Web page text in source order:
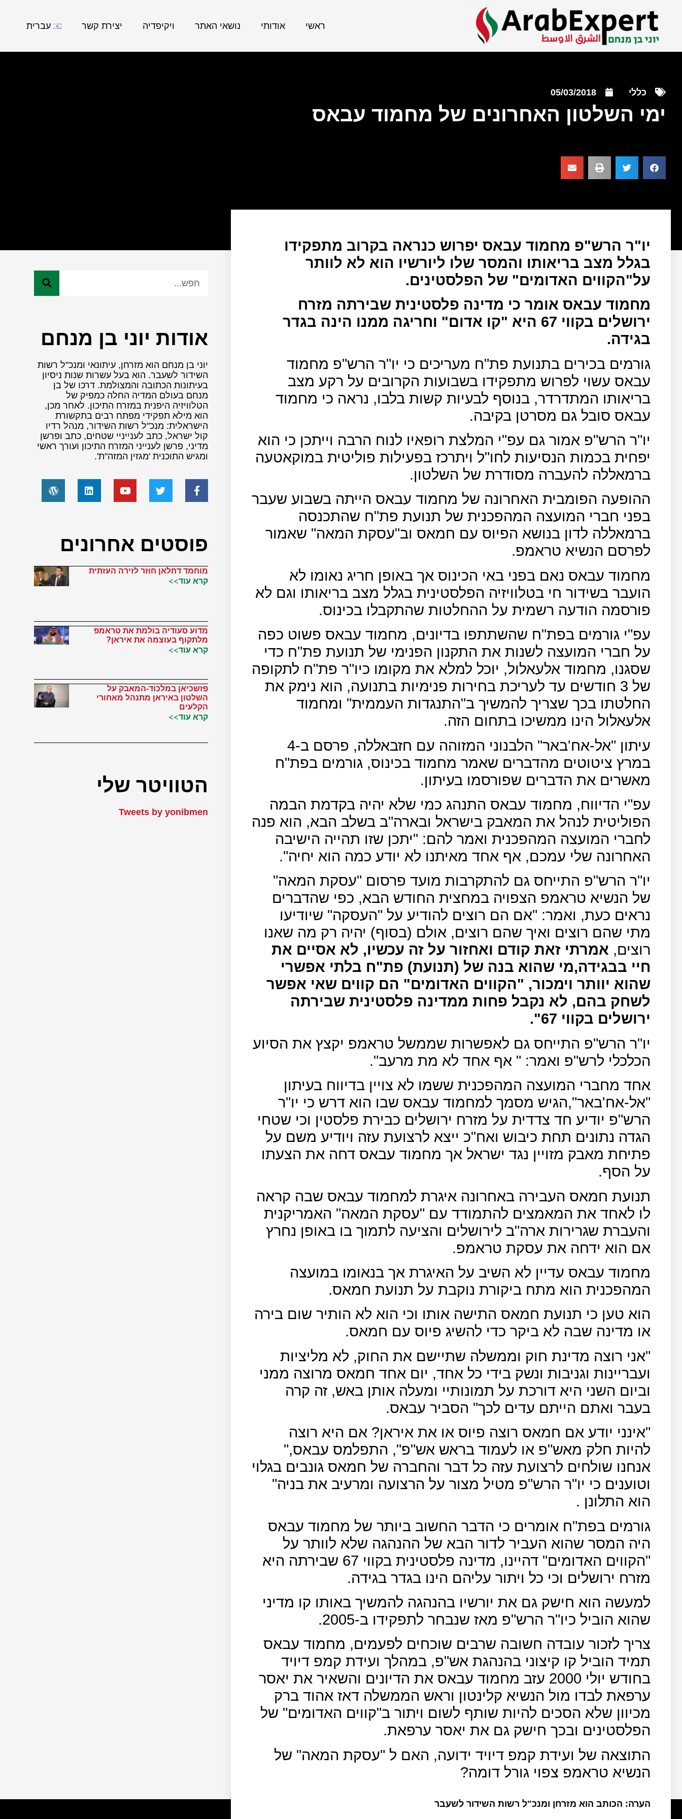
ראשי אודותי נושאי האתר ויקיפדיה יצירת קשר עברית
כללי 05/03/2018
ימי השלטון האחרונים של מחמוד עבאס
יו"ר הרש"פ מחמוד עבאס יפרוש כנראה בקרוב מתפקידו
בגלל מצב בריאותו והמסר שלו ליורשיו הוא לא לוותר
על"הקווים האדומים" של הפלסטינים.
מחמוד עבאס אומר כי מדינה פלסטינית שבירתה מזרח
ירושלים בקווי 67 היא "קו אדום" וחריגה ממנו הינה בגדר
בגידה.
גורמים בכירים בתנועת פת"ח מעריכים כי יו"ר הרש"פ מחמוד
עבאס עשוי לפרוש מתפקידו בשבועות הקרובים על רקע מצב
בריאותו המתדרדר, בנוסף לבעיות קשות בלבו, נראה כי מחמוד
עבאס סובל גם מסרטן בקיבה.
יו"ר הרש"פ אמור גם עפ"י המלצת רופאיו לנוח הרבה וייתכן כי הוא
יפחית בכמות הנסיעות לחו"ל ויתרכז בפעילות פוליטית במוקאטעה
ברמאללה להעברה מסודרת של השלטון.
ההופעה הפומבית האחרונה של מחמוד עבאס הייתה בשבוע שעבר
בפני חברי המועצה המהפכנית של תנועת פת"ח שהתכנסה
ברמאללה לדון בנושא הפיוס עם חמאס וב"עסקת המאה" שאמור
לפרסם הנשיא טראמפ.
מחמוד עבאס נאם בפני באי הכינוס אך באופן חריג נאומו לא
הועבר בשידור חי בטלוויזיה הפלסטינית בגלל מצב בריאותו וגם לא
פורסמה הודעה רשמית על ההחלטות שהתקבלו בכינוס.
עפ"י גורמים בפת"ח שהשתתפו בדיונים, מחמוד עבאס פשוט כפה
על חברי המועצה לשנות את התקנון הפנימי של תנועת פת"ח כדי
שסגנו, מחמוד אלעאלול, יוכל למלא את מקומו כיו"ר פת"ח לתקופה
של 3 חודשים עד לעריכת בחירות פנימיות בתנועה, הוא נימק את
החלטתו בכך שצריך להמשיך ב"התנגדות העממית" ומחמוד
אלעאלול הינו ממשיכו בתחום הזה.
עיתון "אל-אח'באר" הלבנוני המזוהה עם חזבאללה, פרסם ב-4
במרץ ציטוטים מהדברים שאמר מחמוד בכינוס, גורמים בפת"ח
מאשרים את הדברים שפורסמו בעיתון.
עפ"י הדיווח, מחמוד עבאס התנהג כמי שלא יהיה בקדמת הבמה
הפוליטית לנהל את המאבק בישראל ובארה"ב בשלב הבא, הוא פנה
לחברי המועצה המהפכנית ואמר להם: "יתכן שזו תהייה הישיבה
האחרונה שלי עמכם, אף אחד מאיתנו לא יודע כמה הוא יחיה".
יו"ר הרש"פ התייחס גם להתקרבות מועד פרסום "עסקת המאה"
של הנשיא טראמפ הצפויה במחצית החודש הבא, כפי שהדברים
נראים כעת, ואמר: "אם הם רוצים להודיע על "העסקה" שיודיעו
מתי שהם רוצים ואיך שהם רוצים, אולם (בסוף) יהיה רק מה שאנו
רוצים, אמרתי זאת קודם ואחזור על זה עכשיו, לא אסיים את
חיי בבגידה,מי שהוא בנה של (תנועת) פת"ח בלתי אפשרי
שהוא יוותר וימכור, "הקווים האדומים" הם קווים שאי אפשר
לשחק בהם, לא נקבל פחות ממדינה פלסטינית שבירתה
ירושלים בקווי 67".
יו"ר הרש"פ התייחס גם לאפשרות שממשל טראמפ יקצץ את הסיוע
הכלכלי לרש"פ ואמר: " אף אחד לא מת מרעב".
אחד מחברי המועצה המהפכנית ששמו לא צויין בדיווח בעיתון
"אל-אח'באר",הגיש מסמך למחמוד עבאס שבו הוא דרש כי יו"ר
הרש"פ יודיע חד צדדית על מזרח ירושלים כבירת פלסטין וכי שטחי
הגדה נתונים תחת כיבוש ואח"כ ייצא לרצועת עזה ויודיע משם על
פתיחת מאבק מזויין נגד ישראל אך מחמוד עבאס דחה את הצעתו
על הסף.
תנועת חמאס העבירה באחרונה איגרת למחמוד עבאס שבה קראה
לו לאחד את המאמצים להתמודד עם "עסקת המאה" האמריקנית
והעברת שגרירות ארה"ב לירושלים והציעה לתמוך בו באופן נחרץ
אם הוא ידחה את עסקת טראמפ.
מחמוד עבאס עדיין לא השיב על האיגרת אך בנאומו במועצה
המהפכנית הוא מתח ביקורת נוקבת על תנועת חמאס.
הוא טען כי תנועת חמאס התישה אותו וכי הוא לא הותיר שום בירה
או מדינה שבה לא ביקר כדי להשיג פיוס עם חמאס.
"אני רוצה מדינת חוק וממשלה שתיישם את החוק, לא מליציות
ועבריינות וגניבות ונשק בידי כל אחד, יום אחד חמאס מרוצה ממני
וביום השני היא דורכת על תמונותיי ומעלה אותן באש, זה קרה
בעבר ואתם הייתם עדים לכך" הסביר עבאס.
"אינני יודע אם חמאס רוצה פיוס או את איראן? אם היא רוצה
להיות חלק מאש"פ או לעמוד בראש אש"פ", התפלמס עבאס,"
אנחנו שולחים לרצועת עזה כל דבר והחברה של חמאס גונבים בגלוי
וטוענים כי יו"ר הרש"פ מטיל מצור על הרצועה ומרעיב את בניה"
הוא התלונן .
גורמים בפת"ח אומרים כי הדבר החשוב ביותר של מחמוד עבאס
היה המסר שהוא העביר לדור הבא של ההנהגה שלא לוותר על
"הקווים האדומים" דהיינו, מדינה פלסטינית בקווי 67 שבירתה היא
מזרח ירושלים וכי כל ויתור עליהם הינו בגדר בגידה.
למעשה הוא חישק גם את יורשיו בהנהגה להמשיך באותו קו מדיני
שהוא הוביל כיו"ר הרש"פ מאז שנבחר לתפקידו ב-2005.
צריך לזכור עובדה חשובה שרבים שוכחים לפעמים, מחמוד עבאס
תמיד הוביל קו קיצוני בהנהגת אש"פ, במהלך ועידת קמפ דיויד
בחודש יולי 2000 עזב מחמוד עבאס את הדיונים והשאיר את יאסר
ערפאת לבדו מול הנשיא קלינטון וראש הממשלה דאז אהוד ברק
מכיוון שלא הסכים להיות שותף לשום ויתור ב"קווים האדומים" של
הפלסטינים ובכך חישק גם את יאסר ערפאת.
התוצאה של ועידת קמפ דיויד ידועה, האם ל "עסקת המאה" של
הנשיא טראמפ צפוי גורל דומה?
הערה: הכותב הוא מזרחן ומנכ"ל רשות השידור לשעבר
אודות יוני בן מנחם
יוני בן מנחם הוא מזרחן, עיתונאי ומנכ"ל רשות
השידור לשעבר. הוא בעל עשרות שנות ניסיון
בעיתונות הכתובה והמצולמת. דרכו של בן
מנחם בעולם המדיה החלה כמפיק של
הטלוויזיה היפנית במזרח התיכון. לאחר מכן,
הוא מילא תפקידי מפתח רבים בתקשורת
הישראלית: מנכ"ל רשות השידור, מנהל רדיו
קול ישראל, כתב לענייניי שטחים, כתב ופרשן
מדיני, פרשן לענייני המזרח התיכון ועורך ראשי
ומגיש התוכנית 'מגזין המזה"ת'.
פוסטים אחרונים
מוחמד דחלאן חוזר לזירה העזתית
קרא עוד>>
מדוע סעודיה בולמת את טראמפ
מלתקוף בעוצמה את איראן?
קרא עוד>>
פזשכיאן במלכוד-המאבק על
השלטון באיראן מתנהל מאחורי
הקלעים
קרא עוד>>
הטוויטר שלי
Tweets by yonibmen